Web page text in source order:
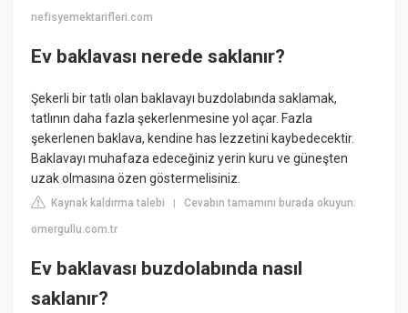
nefisyemektarifleri.com
Ev baklavası nerede saklanır?
Şekerli bir tatlı olan baklavayı buzdolabında saklamak,
tatlının daha fazla şekerlenmesine yol açar. Fazla
şekerlenen baklava, kendine has lezzetini kaybedecektir.
Baklavayı muhafaza edeceğiniz yerin kuru ve güneşten
uzak olmasına özen göstermelisiniz.
Kaynak kaldırma talebi |Cevabın tamamını burada okuyun:
omergullu.com.tr
Ev baklavası buzdolabında nasıl
saklanır?